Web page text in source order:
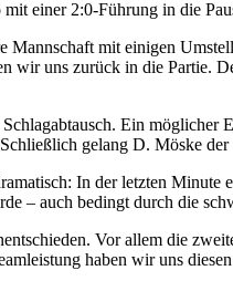
einer 2:0-Führung in die
Mannschaft mit einigen
wir uns zurück in die Partie.
Ein
gelang D. Möske
In der letzten
– auch bedingt durch die
Vor allem die
haben wir uns